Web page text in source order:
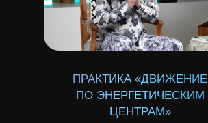
ПРАКТИКА «ДВИЖЕНИЕ
ПО ЭНЕРГЕТИЧЕСКИМ
ЦЕНТРАМ»